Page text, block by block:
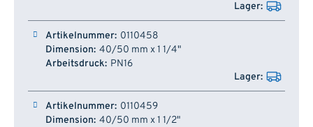
0110458
40/50 mm x 1 1/4"
PN16
0110459
40/50 mm x 1 1/2"